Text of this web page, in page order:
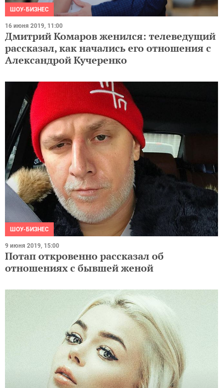
ШОУ-БИЗНЕС
Дмитрий Комаров женился: телеведущий
рассказал, как начались его отношения с
Александрой Кучеренко
ШОУ-БИЗНЕС
Потап откровенно рассказал об
отношениях с бывшей женой